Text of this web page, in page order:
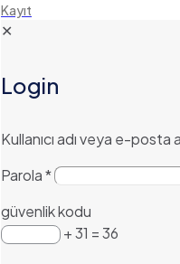
Kayıt
✕
Login
Kullanıcı adı veya e-posta
Parola*
güvenlik kodu
+ 31 = 36